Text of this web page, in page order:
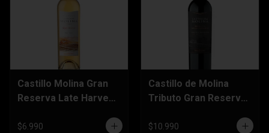
Castillo Molina Gran
Reserva Late Harvest
$6.990
Castillo de Molina
Tributo Gran Reserva
750cc
$10.990